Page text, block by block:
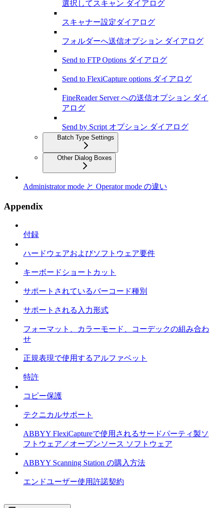
選択してスキャン ダイアログ
スキャナー設定ダイアログ
フォルダーへ送信オプション ダイアログ
Send to FTP Options ダイアログ
Send to FlexiCapture options ダイアログ
FineReader Server への送信オプション ダイ
アログ
Send by Script オプション ダイアログ
Batch Type Settings
Other Dialog Boxes
Administrator mode と Operator mode の違い
Appendix
付録
ハードウェアおよびソフトウェア要件
キーボードショートカット
サポートされているバーコード種別
サポートされる入力形式
フォーマット、カラーモード、コーデックの組み合わ
せ
正規表現で使用するアルファベット
特許
コピー保護
テクニカルサポート
ABBYY FlexiCaptureで使用されるサードパーティ製ソ
フトウェア／オープンソース ソフトウェア
ABBYY Scanning Station の購入方法
エンドユーザー使用許諾契約